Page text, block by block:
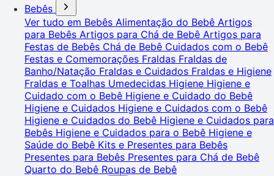
Bebês
Ver tudo em Bebês Alimentação do Bebê Artigos
para Bebês Artigos para Chá de Bebê Artigos para
Festas de Bebês Chá de Bebê Cuidados com o Bebê
Festas e Comemorações Fraldas Fraldas de
Banho/Natação Fraldas e Cuidados Fraldas e Higiene
Fraldas e Toalhas Umedecidas Higiene Higiene e
Cuidado com o Bebê Higiene e Cuidado do Bebê
Higiene e Cuidados Higiene e Cuidados com o Bebê
Higiene e Cuidados do Bebê Higiene e Cuidados para
Bebês Higiene e Cuidados para o Bebê Higiene e
Saúde do Bebê Kits e Presentes para Bebês
Presentes para Bebês Presentes para Chá de Bebê
Quarto do Bebê Roupas de Bebê